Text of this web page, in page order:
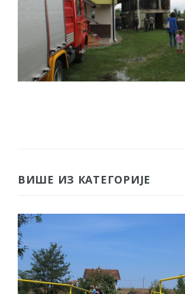
ВИШЕ ИЗ КАТЕГОРИЈЕ